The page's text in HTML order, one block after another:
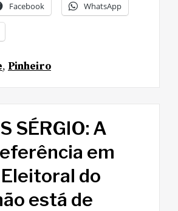
Facebook WhatsApp
, Pinheiro
SÉRGIO: A
em
do
está de